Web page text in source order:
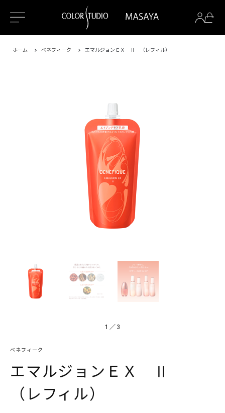
ホーム ベネフィーク エマルジョンＥＸ Ⅱ （レフィル）
1 ／ 3
ベネフィーク
エマルジョンＥＸ Ⅱ
（レフィル）